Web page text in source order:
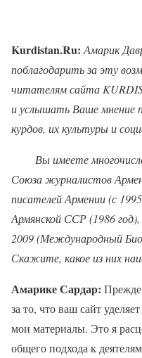
Kurdistan.Ru: Амарик
поблагодарить за эту
читателям сайта
и услышать Ваше мнение
курдов, их культуры и
Вы имеете
Союза журналистов
писателей Армении (с
Армянской ССР (1986
2009 (Международный
Скажите, какое из них
Амарике Сардар: Прежде
за то, что ваш сайт
мои материалы. Это я
общего подхода к